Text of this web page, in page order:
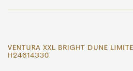
VENTURA XXL BRIGHT DUNE
H24614330